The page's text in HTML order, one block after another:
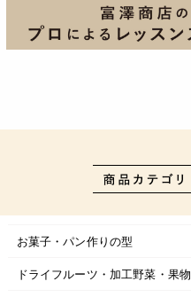
お菓子・パン作りの型
ドライフルーツ・加工野菜・果物